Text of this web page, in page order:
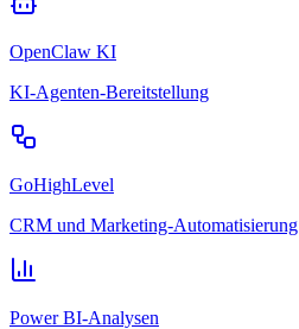
OpenClaw KI
KI-Agenten-Bereitstellung
GoHighLevel
CRM und Marketing-Automatisierung
Power BI-Analysen